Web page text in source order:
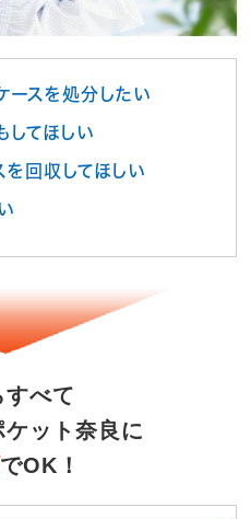
ースを処分したい
してほしい
回収してほしい
すべて
ット奈良に
でOK！